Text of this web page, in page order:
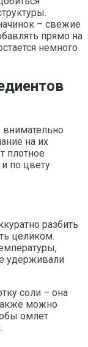
– свежие
прямо на
немного
на их
плотное
по цвету
разбить
целиком.
удерживали
соли – она
можно
омлет